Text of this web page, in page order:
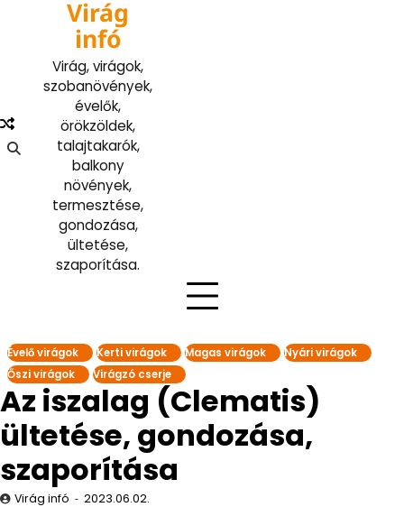
Virág
infó
Virág, virágok,
szobanövények,
évelők,
örökzöldek,
talajtakarók,
balkony
növények,
termesztése,
gondozása,
ültetése,
szaporítása.
Évelő virágok Kerti virágok Magas virágok
Nyári virágok
Őszi virágok
Virágzó cserje
Az iszalag (Clematis)
ültetése, gondozása,
szaporítása
Virág infó 2023.06.02.